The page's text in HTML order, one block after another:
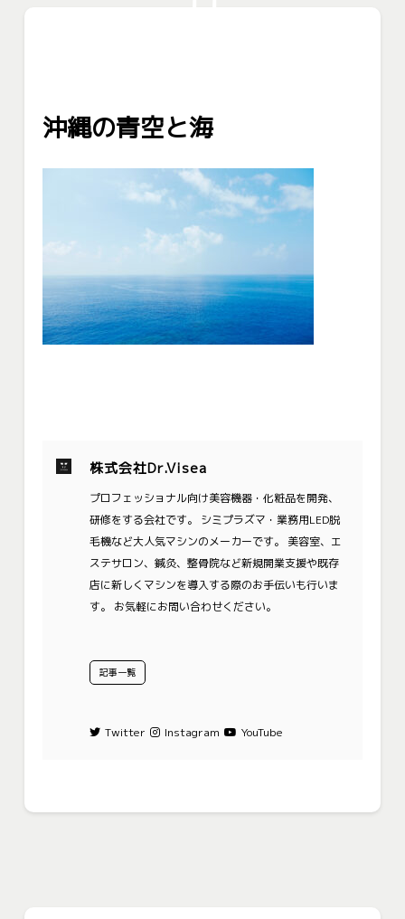
沖縄の青空と海
株式会社Dr.Visea
プロフェッショナル向け美容機器・化粧品を開発、
研修をする会社です。 シミプラズマ・業務用LED脱
毛機など大人気マシンのメーカーです。 美容室、エ
ステサロン、鍼灸、整骨院など新規開業支援や既存
店に新しくマシンを導入する際のお手伝いも行いま
す。 お気軽にお問い合わせください。
記事一覧
Twitter Instagram YouTube